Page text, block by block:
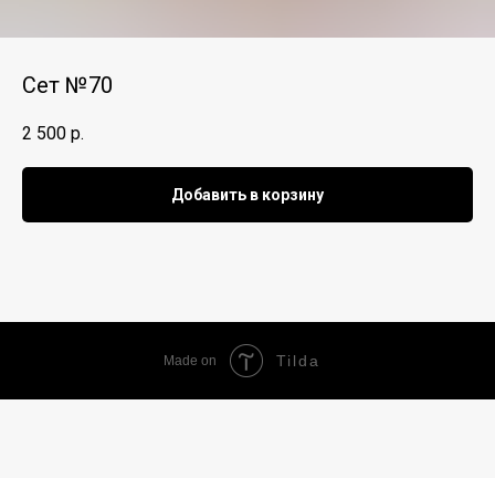
Сет №70
2 500 р.
Добавить в корзину
Made on Tilda